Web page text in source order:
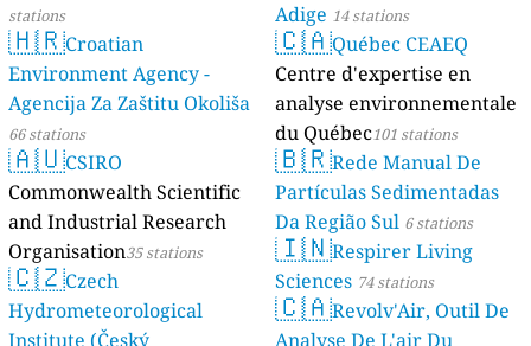
stations
🇭🇷Croatian
Environment Agency -
Agencija Za Zaštitu Okoliša
66 stations
🇦🇺CSIRO
Commonwealth Scientific
and Industrial Research
Organisation35 stations
🇨🇿Czech
Hydrometeorological
Institute (Český
Adige 14 stations
🇨🇦Québec CEAEQ
Centre d'expertise en
analyse environnementale
du Québec101 stations
🇧🇷Rede Manual De
Partículas Sedimentadas
Da Região Sul 6 stations
🇮🇳Respirer Living
Sciences 74 stations
🇨🇦Revolv'Air, Outil De
Analyse De L'air Du